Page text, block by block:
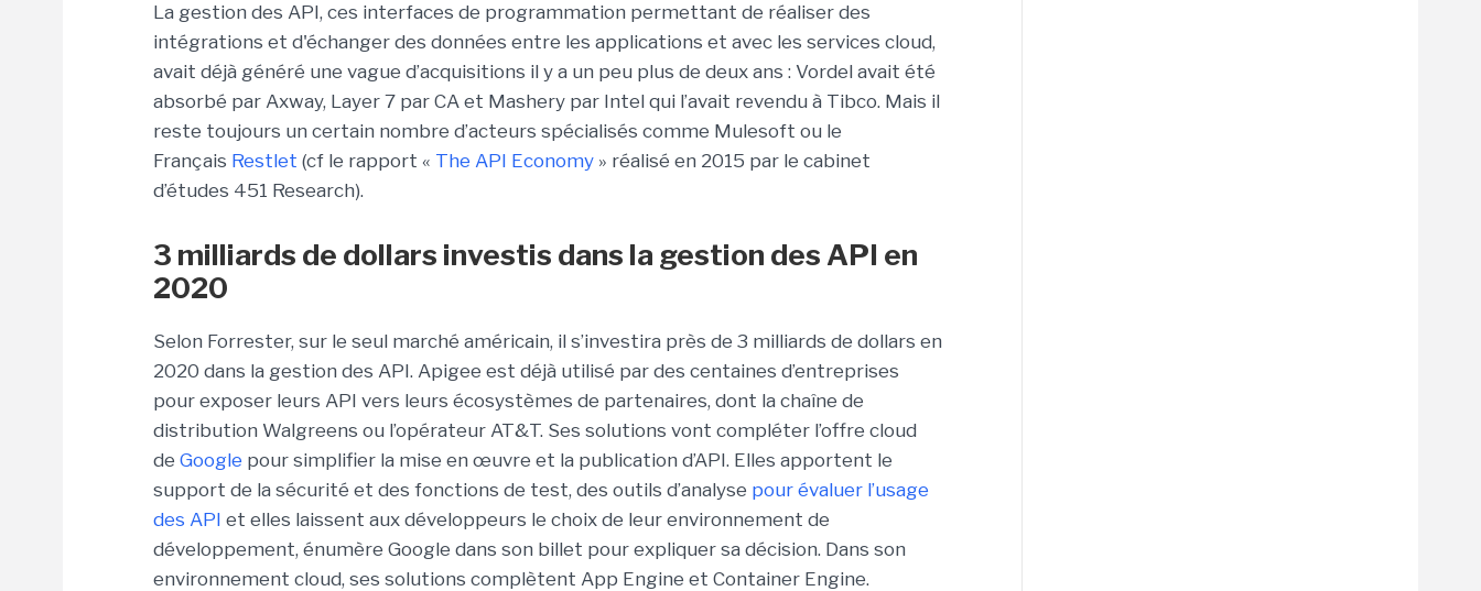
La gestion des API, ces interfaces de programmation permettant de réaliser des
intégrations et d'échanger des données entre les applications et avec les services cloud,
avait déjà généré une vague d’acquisitions il y a un peu plus de deux ans : Vordel avait été
absorbé par Axway, Layer 7 par CA et Mashery par Intel qui l’avait revendu à Tibco. Mais il
reste toujours un certain nombre d’acteurs spécialisés comme Mulesoft ou le
Français Restlet (cf le rapport « The API Economy » réalisé en 2015 par le cabinet
d’études 451 Research).
3 milliards de dollars investis dans la gestion des API en
2020
Selon Forrester, sur le seul marché américain, il s’investira près de 3 milliards de dollars en
2020 dans la gestion des API. Apigee est déjà utilisé par des centaines d’entreprises
pour exposer leurs API vers leurs écosystèmes de partenaires, dont la chaîne de
distribution Walgreens ou l’opérateur AT&T. Ses solutions vont compléter l’offre cloud
de Google pour simplifier la mise en œuvre et la publication d’API. Elles apportent le
support de la sécurité et des fonctions de test, des outils d’analyse pour évaluer l’usage
des API et elles laissent aux développeurs le choix de leur environnement de
développement, énumère Google dans son billet pour expliquer sa décision. Dans son
environnement cloud, ses solutions complètent App Engine et Container Engine.